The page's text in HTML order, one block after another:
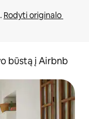
Rodyti originalo
būstą į Airbnb